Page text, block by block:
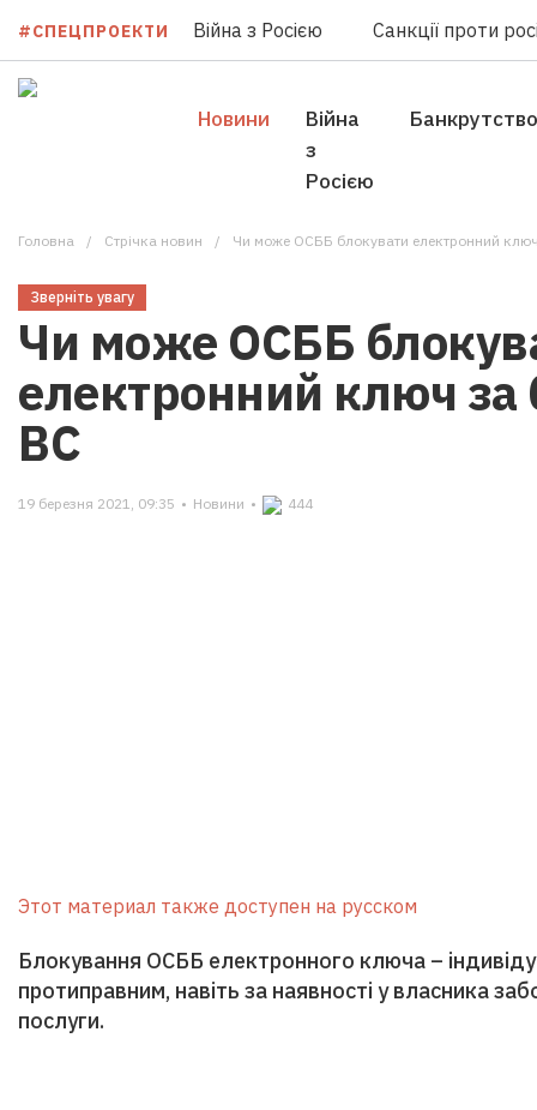
#СПЕЦПРОЕКТИ Війна з Росією Санкції проти
Новини
Війна
з
Росією
Банкрутство
Головна Стрічка новин Чи може ОСББ блокувати електронний
Зверніть увагу
Чи може ОСББ
електронний ключ за
ВС
19 березня 2021, 09:35 • Новини • 444
Этот материал также доступен на русском
Блокування ОСББ електронного ключа –
протиправним, навіть за наявності у власника
послуги.